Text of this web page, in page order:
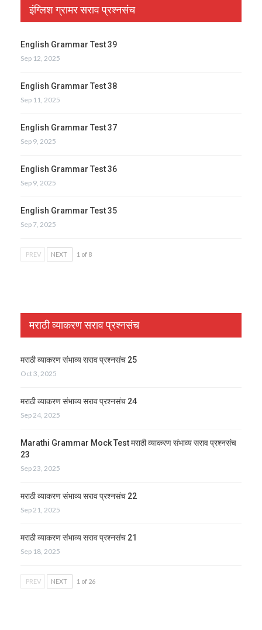
इंग्लिश ग्रामर सराव प्रश्नसंच
English Grammar Test 39
Sep 12, 2025
English Grammar Test 38
Sep 11, 2025
English Grammar Test 37
Sep 9, 2025
English Grammar Test 36
Sep 9, 2025
English Grammar Test 35
Sep 7, 2025
PREV NEXT 1 of 8
मराठी व्याकरण सराव प्रश्नसंच
मराठी व्याकरण संभाव्य सराव प्रश्नसंच 25
Oct 3, 2025
मराठी व्याकरण संभाव्य सराव प्रश्नसंच 24
Sep 24, 2025
Marathi Grammar Mock Test मराठी व्याकरण संभाव्य सराव प्रश्नसंच
23
Sep 23, 2025
मराठी व्याकरण संभाव्य सराव प्रश्नसंच 22
Sep 21, 2025
मराठी व्याकरण संभाव्य सराव प्रश्नसंच 21
Sep 18, 2025
PREV NEXT 1 of 26